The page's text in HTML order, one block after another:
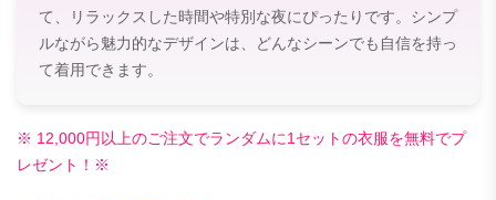
て、リラックスした時間や特別な夜にぴったりです。シンプ
ルながら魅力的なデザインは、どんなシーンでも自信を持っ
て着用できます。
※ 12,000円以上のご注文でランダムに1セットの衣服を無料でプ
レゼント！※